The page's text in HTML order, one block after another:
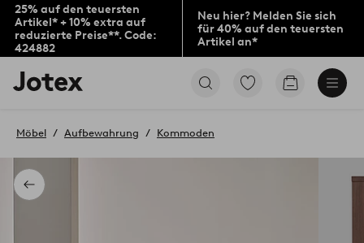
25% auf den teuersten
Artikel* + 10% extra auf
reduzierte Preise**. Code:
424882
Neu hier? Melden Sie sich
für 40% auf den teuersten
Artikel an*
Jotex-
Logo
Startseite
Zu
Produkten
Zum
Zurück
Möbel Aufbewahrung Kommoden